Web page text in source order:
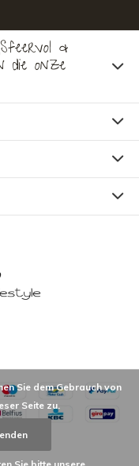
&
die onze
Sie dem Gebrauch von
Seite zu.